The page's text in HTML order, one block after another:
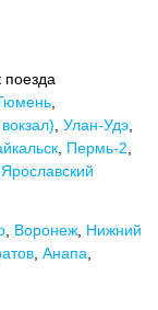
,Улан-Удэ
Пермь-2
Воронеж Нижний
,Анапа